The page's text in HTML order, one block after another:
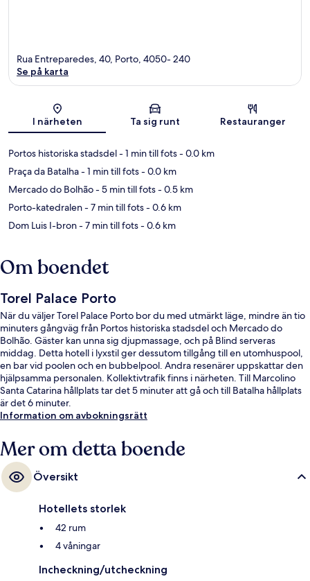
Karta
Rua Entreparedes, 40, Porto, 4050- 240
Se på karta
I närheten Ta sig runt Restauranger
Portos historiska stadsdel- 1 min till fots- 0.0 km
Praça da Batalha- 1 min till fots- 0.0 km
Mercado do Bolhão- 5 min till fots- 0.5 km
Porto-katedralen- 7 min till fots- 0.6 km
Dom Luis I-bron- 7 min till fots- 0.6 km
Om boendet
Torel Palace Porto
När du väljer Torel Palace Porto bor du med utmärkt läge, mindre än tio
minuters gångväg från Portos historiska stadsdel och Mercado do
Bolhão. Gäster kan unna sig djupmassage, och på Blind serveras
middag. Detta hotell i lyxstil ger dessutom tillgång till en utomhuspool,
en bar vid poolen och en bubbelpool. Andra resenärer uppskattar den
hjälpsamma personalen. Kollektivtrafik finns i närheten. Till Marcolino
Santa Catarina hållplats tar det 5 minuter att gå och till Batalha hållplats
är det 6 minuter.
Information om avbokningsrätt
Mer om detta boende
Översikt
Hotellets storlek
42 rum
4 våningar
Incheckning/utcheckning